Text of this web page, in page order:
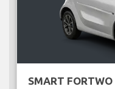
SMART FORTWO